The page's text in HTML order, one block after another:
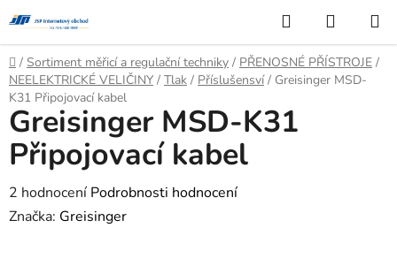
na
obsah
Hledat
KOŠÍK
Domů
/ Sortiment měřicí a regulační techniky / PŘENOSNÉ PŘÍSTROJE /
NEELEKTRICKÉ VELIČINY / Tlak / Příslušensví / Greisinger MSD-
K31 Připojovací kabel
Greisinger MSD-K31
Připojovací kabel
Průměrné
hodnocení
2 hodnocení Podrobnosti hodnocení
Značka: Greisinger